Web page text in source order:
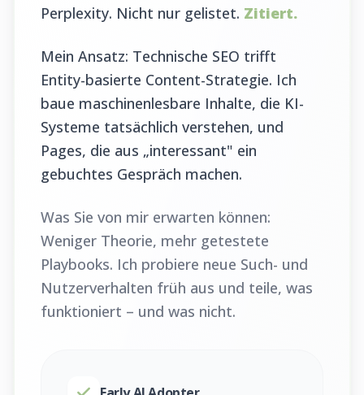
Perplexity. Nicht nur gelistet. Zitiert.
Mein Ansatz: Technische SEO trifft
Entity-basierte Content-Strategie. Ich
baue maschinenlesbare Inhalte, die KI-
Systeme tatsächlich verstehen, und
Pages, die aus „interessant" ein
gebuchtes Gespräch machen.
Was Sie von mir erwarten können:
Weniger Theorie, mehr getestete
Playbooks. Ich probiere neue Such- und
Nutzerverhalten früh aus und teile, was
funktioniert – und was nicht.